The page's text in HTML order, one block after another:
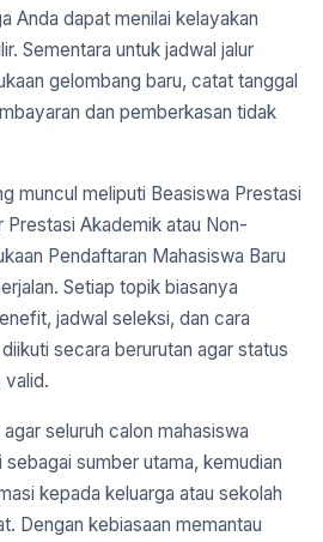
Anda dapat menilai kelayakan
Sementara untuk jadwal jalur
gelombang baru, catat tanggal
dan pemberkasan tidak
muncul meliputi Beasiswa Prestasi
Prestasi Akademik atau Non-
Pendaftaran Mahasiswa Baru
Setiap topik biasanya
jadwal seleksi, dan cara
secara berurutan agar status
valid.
seluruh calon mahasiswa
sumber utama, kemudian
kepada keluarga atau sekolah
Dengan kebiasaan memantau